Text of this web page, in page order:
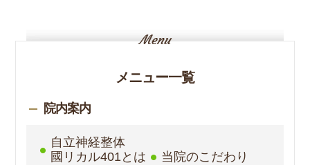
メニュー一覧
院内案内
自立神経整体
國リカル401とは
当院のこだわり